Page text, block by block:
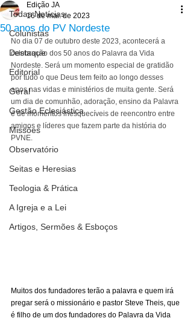
Todas Notícias
Colunistas
Destaque
Editorial
Geral
Gestão Eclesiástica
Missões
Observatório
Seitas e Heresias
Teologia & Prática
A Igreja e a Lei
Artigos, Sermões & Esboços
50 anos do PV Nordeste
Edição JA
16 de mai. de 2023
No dia 07 de outubro deste 2023, acontecerá a
celebração dos 50 anos do Palavra da Vida
Nordeste. Será um momento especial de gratidão
por tudo o que Deus tem feito ao longo desses
anos nas vidas e ministérios de muita gente. Será
um dia de comunhão, adoração, ensino da Palavra
e de momentos inesquecíveis de reencontro entre
amigos e líderes que fazem parte da história do
PVNE.
Muitos dos fundadores terão a palavra e quem irá
pregar será o missionário e pastor Steve Theis, que
é filho de um dos fundadores do Palavra da Vida